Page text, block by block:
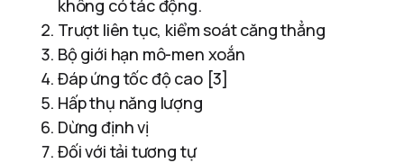
không có tác động.
Trượt liên tục, kiểm soát căng thẳng
Bộ giới hạn mô-men xoắn
Đáp ứng tốc độ cao [3]
Hấp thụ năng lượng
Dừng định vị
Đối với tải tương tự